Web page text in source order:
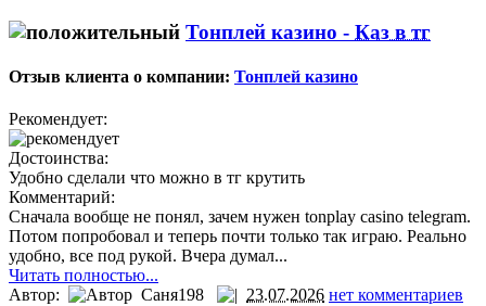
Тонплей казино - Каз в тг
Отзыв клиента о компании: Тонплей казино
Рекомендует:
Достоинства:
Удобно сделали что можно в тг крутить
Комментарий:
Сначала вообще не понял, зачем нужен tonplay casino telegram.
Потом попробовал и теперь почти только так играю. Реально
удобно, все под рукой. Вчера думал...
Читать полностью...
Автор:
Саня198 23.07.2026 нет комментариев